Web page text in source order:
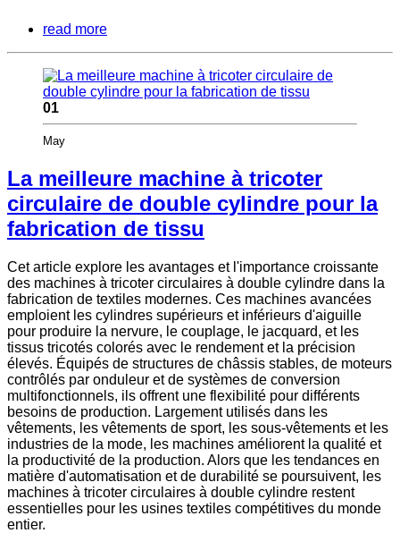
read more
01
May
La meilleure machine à tricoter
circulaire de double cylindre pour la
fabrication de tissu
Cet article explore les avantages et l'importance croissante
des machines à tricoter circulaires à double cylindre dans la
fabrication de textiles modernes. Ces machines avancées
emploient les cylindres supérieurs et inférieurs d'aiguille
pour produire la nervure, le couplage, le jacquard, et les
tissus tricotés colorés avec le rendement et la précision
élevés. Équipés de structures de châssis stables, de moteurs
contrôlés par onduleur et de systèmes de conversion
multifonctionnels, ils offrent une flexibilité pour différents
besoins de production. Largement utilisés dans les
vêtements, les vêtements de sport, les sous-vêtements et les
industries de la mode, les machines améliorent la qualité et
la productivité de la production. Alors que les tendances en
matière d'automatisation et de durabilité se poursuivent, les
machines à tricoter circulaires à double cylindre restent
essentielles pour les usines textiles compétitives du monde
entier.